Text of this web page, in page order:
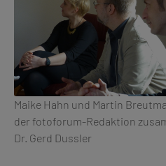
Maike Hahn und Martin
der fotoforum-Redaktion
Dr. Gerd Dussler